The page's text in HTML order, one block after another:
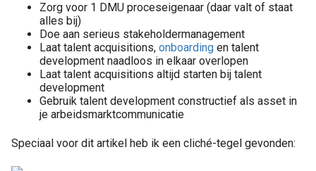
Zorg voor 1 DMU proceseigenaar (daar valt of staat
alles bij)
Doe aan serieus stakeholdermanagement
Laat talent acquisitions, onboarding en talent
development naadloos in elkaar overlopen
Laat talent acquisitions altijd starten bij talent
development
Gebruik talent development constructief als asset in
je arbeidsmarktcommunicatie
Speciaal voor dit artikel heb ik een cliché-tegel gevonden: